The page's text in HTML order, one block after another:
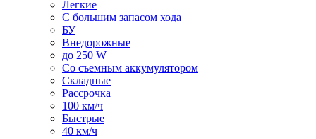
Легкие
С большим запасом хода
БУ
Внедорожные
до 250 W
Со съемным аккумулятором
Складные
Рассрочка
100 км/ч
Быстрые
40 км/ч